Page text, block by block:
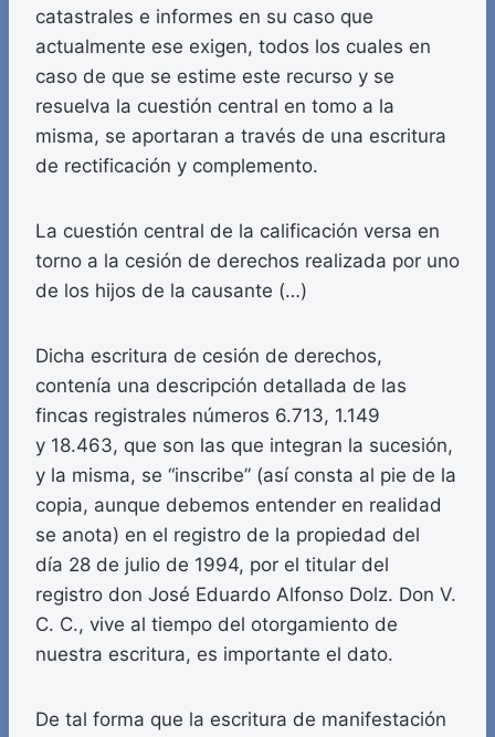
catastrales e informes en su caso que
actualmente ese exigen, todos los cuales en
caso de que se estime este recurso y se
resuelva la cuestión central en tomo a la
misma, se aportaran a través de una escritura
de rectificación y complemento.
La cuestión central de la calificación versa en
torno a la cesión de derechos realizada por uno
de los hijos de la causante (…)
Dicha escritura de cesión de derechos,
contenía una descripción detallada de las
fincas registrales números 6.713, 1.149
y 18.463, que son las que integran la sucesión,
y la misma, se “inscribe” (así consta al pie de la
copia, aunque debemos entender en realidad
se anota) en el registro de la propiedad del
día 28 de julio de 1994, por el titular del
registro don José Eduardo Alfonso Dolz. Don V.
C. C., vive al tiempo del otorgamiento de
nuestra escritura, es importante el dato.
De tal forma que la escritura de manifestación